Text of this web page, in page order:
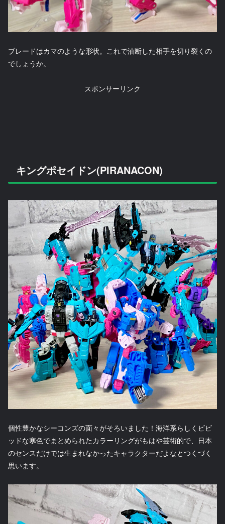
ブレードはカマのような形状。これで油断した相手を切り裂くの
でしょうか。
スポンサーリンク
キングポセイドン(PIRANACON)
個性豊かなシーコンズの面々がそろいました！海洋系らしくビビ
ッドな寒色でまとめられたカラーリングがもはや芸術的で、日本
のセンスだけでは生まれなかったキャラクターだよなとつくづく
思います。